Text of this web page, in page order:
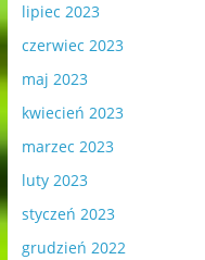
lipiec 2023
czerwiec 2023
maj 2023
kwiecień 2023
marzec 2023
luty 2023
styczeń 2023
grudzień 2022